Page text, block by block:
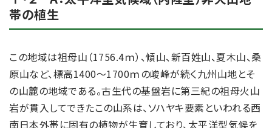
帯の植生
この地域は祖母山（1756.4ｍ）、傾山、新百姓山、夏木山、桑
原山など、標高1400～1700ｍの峻峰が続く九州山地とそ
の山麓の地域である。古生代の基盤岩に第三紀の祖母火山
岩が貫入してできたこの山系は、ソハヤキ要素といわれる西
南日本外帯に固有の植物が生育しており、太平洋型気候を